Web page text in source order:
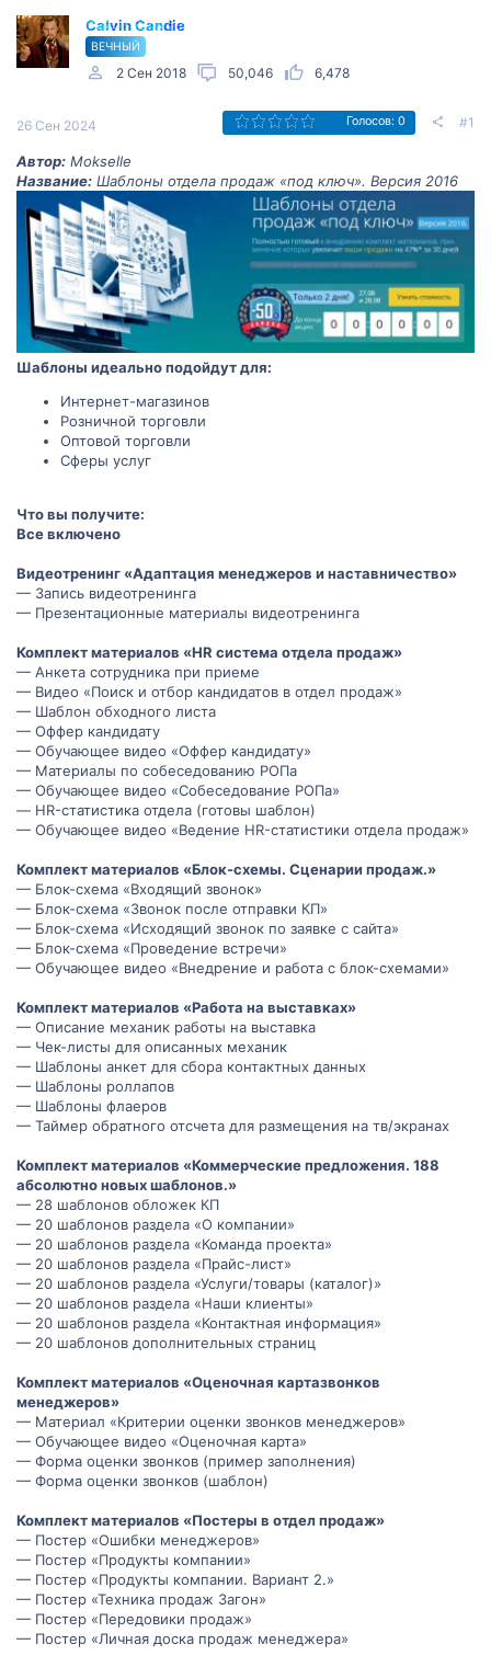
Calvin Candie
ВЕЧНЫЙ
2 Сен 2018 50,046 6,478
26 Сен 2024 Голосов: 0 #1
Автор: Mokselle
Название: Шаблоны отдела продаж «под ключ». Версия 2016
Шаблоны идеально подойдут для:
Интернет-магазинов
Розничной торговли
Оптовой торговли
Сферы услуг
Что вы получите:
Все включено
Видеотренинг «Адаптация менеджеров и наставничество»
— Запись видеотренинга
— Презентационные материалы видеотренинга
Комплект материалов «HR система отдела продаж»
— Анкета сотрудника при приеме
— Видео «Поиск и отбор кандидатов в отдел продаж»
— Шаблон обходного листа
— Оффер кандидату
— Обучающее видео «Оффер кандидату»
— Материалы по собеседованию РОПа
— Обучающее видео «Собеседование РОПа»
— HR-статистика отдела (готовы шаблон)
— Обучающее видео «Ведение HR-статистики отдела продаж»
Комплект материалов «Блок-схемы. Сценарии продаж.»
— Блок-схема «Входящий звонок»
— Блок-схема «Звонок после отправки КП»
— Блок-схема «Исходящий звонок по заявке с сайта»
— Блок-схема «Проведение встречи»
— Обучающее видео «Внедрение и работа с блок-схемами»
Комплект материалов «Работа на выставках»
— Описание механик работы на выставка
— Чек-листы для описанных механик
— Шаблоны анкет для сбора контактных данных
— Шаблоны роллапов
— Шаблоны флаеров
— Таймер обратного отсчета для размещения на тв/экранах
Комплект материалов «Коммерческие предложения. 188
абсолютно новых шаблонов.»
— 28 шаблонов обложек КП
— 20 шаблонов раздела «О компании»
— 20 шаблонов раздела «Команда проекта»
— 20 шаблонов раздела «Прайс-лист»
— 20 шаблонов раздела «Услуги/товары (каталог)»
— 20 шаблонов раздела «Наши клиенты»
— 20 шаблонов раздела «Контактная информация»
— 20 шаблонов дополнительных страниц
Комплект материалов «Оценочная картазвонков
менеджеров»
— Материал «Критерии оценки звонков менеджеров»
— Обучающее видео «Оценочная карта»
— Форма оценки звонков (пример заполнения)
— Форма оценки звонков (шаблон)
Комплект материалов «Постеры в отдел продаж»
— Постер «Ошибки менеджеров»
— Постер «Продукты компании»
— Постер «Продукты компании. Вариант 2.»
— Постер «Техника продаж Загон»
— Постер «Передовики продаж»
— Постер «Личная доска продаж менеджера»